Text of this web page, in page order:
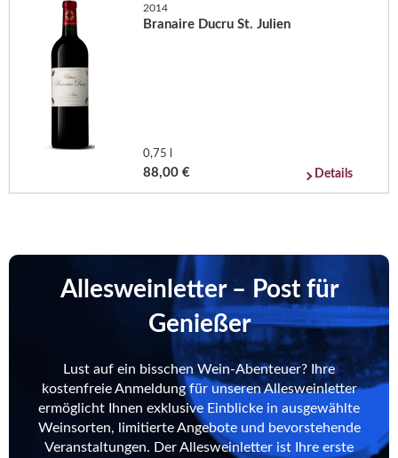
2014
Branaire Ducru St. Julien
0,75 l
88,00 € Details
Allesweinletter – Post für
Genießer
Lust auf ein bisschen Wein-Abenteuer? Ihre
kostenfreie Anmeldung für unseren Allesweinletter
ermöglicht Ihnen exklusive Einblicke in ausgewählte
Weinsorten, limitierte Angebote und bevorstehende
Veranstaltungen. Der Allesweinletter ist Ihre erste